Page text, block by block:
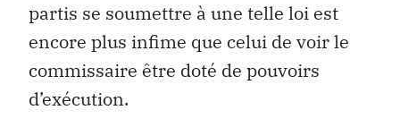
partis se soumettre à une telle loi est
encore plus infime que celui de voir le
commissaire être doté de pouvoirs
d’exécution.